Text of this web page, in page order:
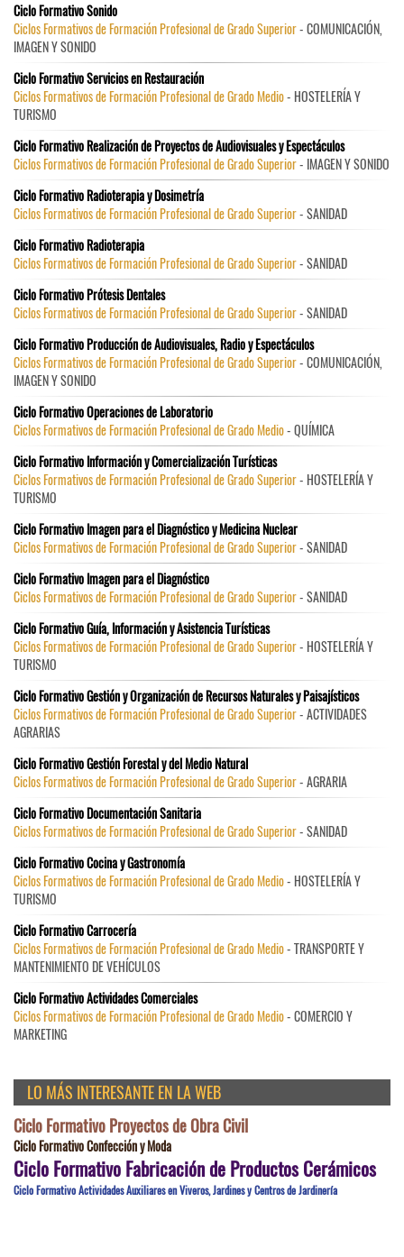
Ciclo Formativo Sonido
Ciclos Formativos de Formación Profesional de Grado Superior- COMUNICACIÓN,
IMAGEN Y SONIDO
Ciclo Formativo Servicios en Restauración
Ciclos Formativos de Formación Profesional de Grado Medio- HOSTELERÍA Y
TURISMO
Ciclo Formativo Realización de Proyectos de Audiovisuales y Espectáculos
Ciclos Formativos de Formación Profesional de Grado Superior- IMAGEN Y SONIDO
Ciclo Formativo Radioterapia y Dosimetría
Ciclos Formativos de Formación Profesional de Grado Superior- SANIDAD
Ciclo Formativo Radioterapia
Ciclos Formativos de Formación Profesional de Grado Superior- SANIDAD
Ciclo Formativo Prótesis Dentales
Ciclos Formativos de Formación Profesional de Grado Superior- SANIDAD
Ciclo Formativo Producción de Audiovisuales, Radio y Espectáculos
Ciclos Formativos de Formación Profesional de Grado Superior- COMUNICACIÓN,
IMAGEN Y SONIDO
Ciclo Formativo Operaciones de Laboratorio
Ciclos Formativos de Formación Profesional de Grado Medio- QUÍMICA
Ciclo Formativo Información y Comercialización Turísticas
Ciclos Formativos de Formación Profesional de Grado Superior- HOSTELERÍA Y
TURISMO
Ciclo Formativo Imagen para el Diagnóstico y Medicina Nuclear
Ciclos Formativos de Formación Profesional de Grado Superior- SANIDAD
Ciclo Formativo Imagen para el Diagnóstico
Ciclos Formativos de Formación Profesional de Grado Superior- SANIDAD
Ciclo Formativo Guía, Información y Asistencia Turísticas
Ciclos Formativos de Formación Profesional de Grado Superior- HOSTELERÍA Y
TURISMO
Ciclo Formativo Gestión y Organización de Recursos Naturales y Paisajísticos
Ciclos Formativos de Formación Profesional de Grado Superior- ACTIVIDADES
AGRARIAS
Ciclo Formativo Gestión Forestal y del Medio Natural
Ciclos Formativos de Formación Profesional de Grado Superior- AGRARIA
Ciclo Formativo Documentación Sanitaria
Ciclos Formativos de Formación Profesional de Grado Superior- SANIDAD
Ciclo Formativo Cocina y Gastronomía
Ciclos Formativos de Formación Profesional de Grado Medio- HOSTELERÍA Y
TURISMO
Ciclo Formativo Carrocería
Ciclos Formativos de Formación Profesional de Grado Medio- TRANSPORTE Y
MANTENIMIENTO DE VEHÍCULOS
Ciclo Formativo Actividades Comerciales
Ciclos Formativos de Formación Profesional de Grado Medio- COMERCIO Y
MARKETING
LO MÁS INTERESANTE EN LA WEB
Ciclo Formativo Proyectos de Obra Civil
Ciclo Formativo Confección y Moda
Ciclo Formativo Fabricación de Productos Cerámicos
Ciclo Formativo Actividades Auxiliares en Viveros, Jardines y Centros de Jardinería